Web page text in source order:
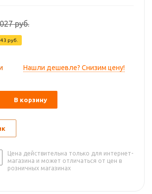
руб.
руб.
Нашли дешевле? Снизим цену!
В корзину
Цена действительна только для интернет-
магазина и может отличаться от цен в
розничных магазинах